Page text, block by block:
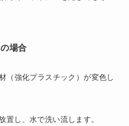
場合
（強化プラスチック）が変色し
置し、水で洗い流します。